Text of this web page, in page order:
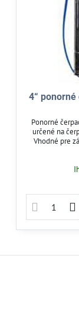
4“ ponorné
Ponorné
určené na
Vhodné pre
150 m.